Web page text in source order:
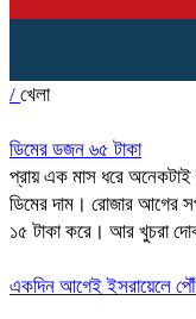
/ খেলা
ডিমের ডজন ৬৫ টাকা
প্রায় এক মাস ধরে অনেকটাই
ডিমের দাম। রোজার আগের
১৫ টাকা করে। আর খুচরা
একদিন আগেই ইসরায়েলে